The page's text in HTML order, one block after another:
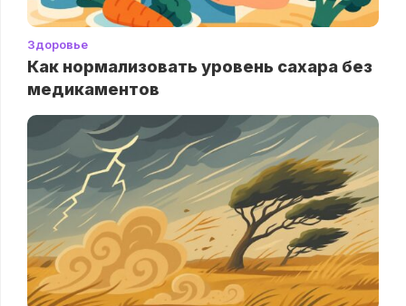
Здоровье
Как нормализовать уровень сахара без
медикаментов